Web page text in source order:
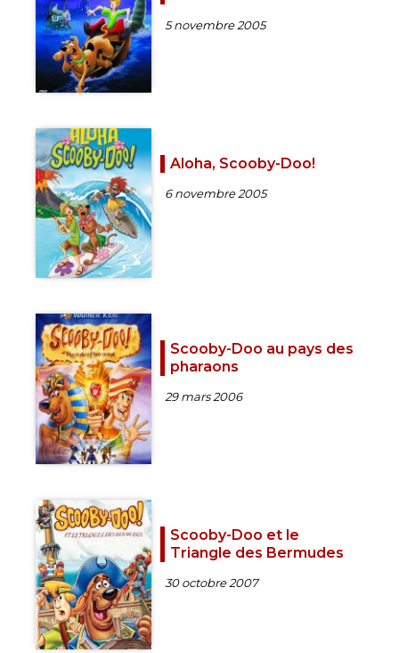
5 novembre 2005
Aloha, Scooby-Doo!
6 novembre 2005
Scooby-Doo au pays des
pharaons
29 mars 2006
Scooby-Doo et le
Triangle des Bermudes
30 octobre 2007